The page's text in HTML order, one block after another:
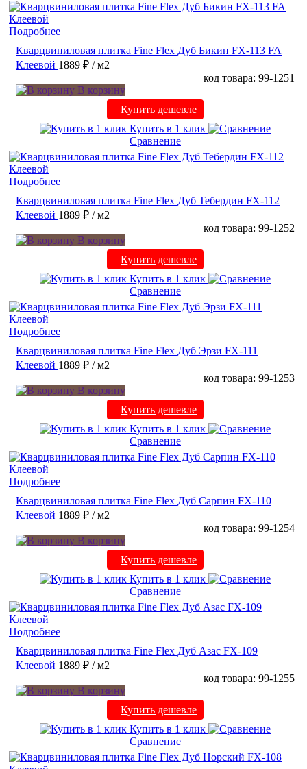
Подробнее
Кварцвиниловая плитка Fine Flex Дуб Бикин FX-113 FA
Клеевой 1889 ₽ / м2
код товара: 99-1251
В корзину
Купить дешевле
Купить в 1 клик
Сравнение
Подробнее
Кварцвиниловая плитка Fine Flex Дуб Тебердин FX-112
Клеевой 1889 ₽ / м2
код товара: 99-1252
В корзину
Купить дешевле
Купить в 1 клик
Сравнение
Подробнее
Кварцвиниловая плитка Fine Flex Дуб Эрзи FX-111
Клеевой 1889 ₽ / м2
код товара: 99-1253
В корзину
Купить дешевле
Купить в 1 клик
Сравнение
Подробнее
Кварцвиниловая плитка Fine Flex Дуб Сарпин FX-110
Клеевой 1889 ₽ / м2
код товара: 99-1254
В корзину
Купить дешевле
Купить в 1 клик
Сравнение
Подробнее
Кварцвиниловая плитка Fine Flex Дуб Азас FX-109
Клеевой 1889 ₽ / м2
код товара: 99-1255
В корзину
Купить дешевле
Купить в 1 клик
Сравнение